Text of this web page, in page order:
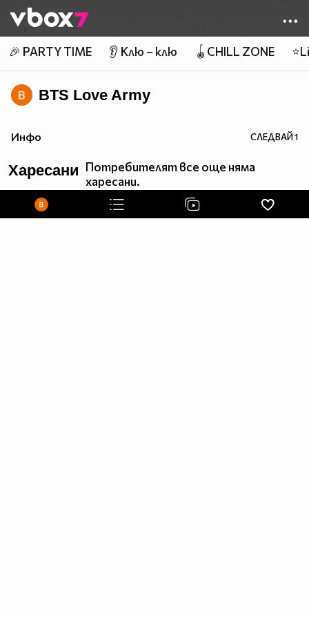
👾
🎉 PARTY TIME 👂 Клю – клю 🪀CHILL ZONE
BTS Love Army
Инфо СЛЕДВАЙ1
Харесани Потребителят все още няма
харесани.